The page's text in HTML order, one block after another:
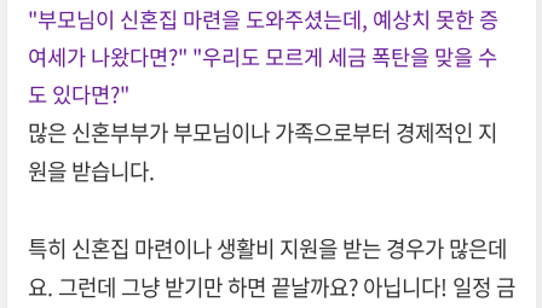
"부모님이 신혼집 마련을 도와주셨는데, 예상치 못한 증
여세가 나왔다면?" "우리도 모르게 세금 폭탄을 맞을 수
도 있다면?"
많은 신혼부부가 부모님이나 가족으로부터 경제적인 지
원을 받습니다.
특히 신혼집 마련이나 생활비 지원을 받는 경우가 많은데
요. 그런데 그냥 받기만 하면 끝날까요? 아닙니다! 일정 금